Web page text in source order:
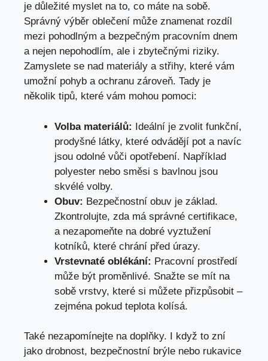
je důležité myslet na to, co máte na sobě.
Správný výběr oblečení může znamenat rozdíl
mezi pohodlným a bezpečným pracovním dnem
a nejen nepohodlím, ale i zbytečnými riziky.
Zamyslete se nad materiály a střihy, které vám
umožní pohyb a ochranu zároveň. Tady je
několik tipů, které vám mohou pomoci:
Volba materiálů: Ideální je zvolit funkční,
prodyšné látky, které odvádějí pot a navíc
jsou odolné vůči opotřebení. Například
polyester nebo směsi s bavlnou jsou
skvélé volby.
Obuv: Bezpečnostní obuv je základ.
Zkontrolujte, zda má správné certifikace,
a nezapomeňte na dobré vyztužení
kotníků, které chrání před úrazy.
Vrstevnaté oblékání: Pracovní prostředí
může být proměnlivé. Snažte se mít na
sobě vrstvy, které si můžete přizpůsobit –
zejména pokud teplota kolísá.
Také nezapomínejte na doplňky. I když to zní
jako drobnost, bezpečnostní brýle nebo rukavice